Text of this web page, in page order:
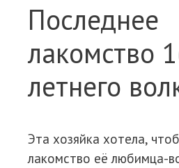
Последнее
лакомство
летнего
Эта хозяйка хотела,
лакомство её любимца-